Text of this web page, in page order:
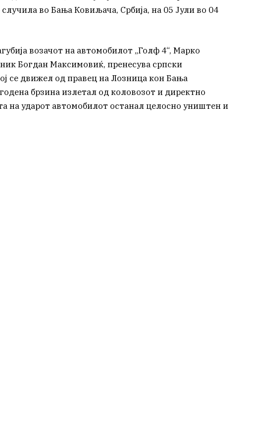
случила во Бања Ковиљача, Србија, на 05 Јули во 04
возачот на автомобилот „Голф 4“, Марко
Богдан Максимовиќ, пренесува српски
се движел од правец на Лозница кон Бања
брзина излетал од коловозот и директно
на ударот автомобилот останал целосно уништен и